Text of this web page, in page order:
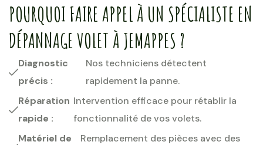
POURQUOI FAIRE APPEL À UN SPÉCIALISTE EN
DÉPANNAGE VOLET À JEMAPPES ?
Diagnostic
précis :
Nos techniciens détectent
rapidement la panne.
Réparation
rapide :
Intervention efficace pour rétablir la
fonctionnalité de vos volets.
Matériel de
Remplacement des pièces avec des